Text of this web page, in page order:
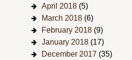
April 2018 (5)
March 2018 (6)
February 2018 (9)
January 2018 (17)
December 2017 (35)